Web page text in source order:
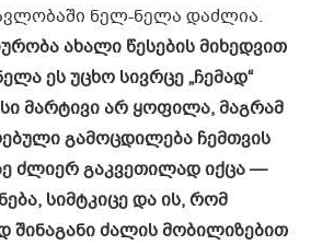
ნელ-ნელა დაძლია.
ახალი წესების მიხედვით
ეს უცხო სივრცე „ჩემად“
მარტივი არ ყოფილა, მაგრამ
გამოცდილება ჩემთვის
ძლიერ გაკვეთილად იქცა —
სიმტკიცე და ის, რომ
ძალის მობილიზებით